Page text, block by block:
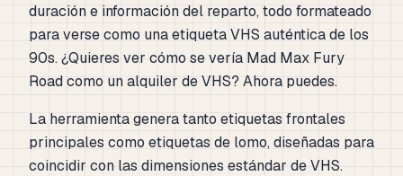
duración e información del reparto, todo formateado
para verse como una etiqueta VHS auténtica de los
90s. ¿Quieres ver cómo se vería Mad Max Fury
Road como un alquiler de VHS? Ahora puedes.
La herramienta genera tanto etiquetas frontales
principales como etiquetas de lomo, diseñadas para
coincidir con las dimensiones estándar de VHS.